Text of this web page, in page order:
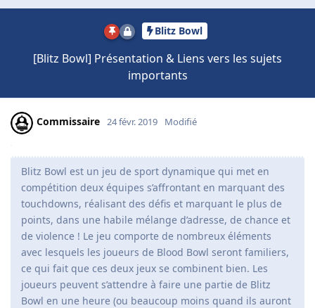
Blitz Bowl
[Blitz Bowl] Présentation & Liens vers les sujets
importants
Commissaire 24 févr. 2019 Modifié
Blitz Bowl est un jeu de sport dynamique qui met en
compétition deux équipes s’affrontant en marquant des
touchdowns, réalisant des défis et marquant le plus de
points, dans une habile mélange d’adresse, de chance et
de violence ! Le jeu comporte de nombreux éléments
avec lesquels les joueurs de Blood Bowl seront familiers,
ce qui fait que ces deux jeux se combinent bien. Les
joueurs peuvent s’attendre à faire une partie de Blitz
Bowl en une heure (ou beaucoup moins quand ils auront